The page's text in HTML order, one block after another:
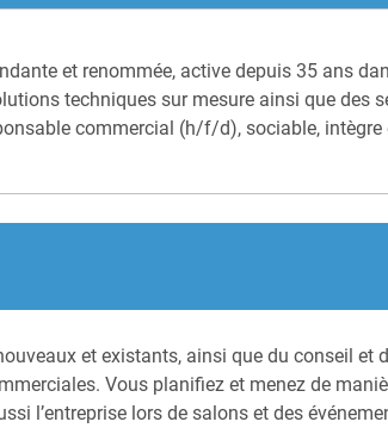
et renommée, active depuis 35 ans
techniques sur mesure ainsi que des
commercial (h/f/d), sociable,
et existants, ainsi que du conseil
Vous planifiez et menez de
l’entreprise lors de salons et des